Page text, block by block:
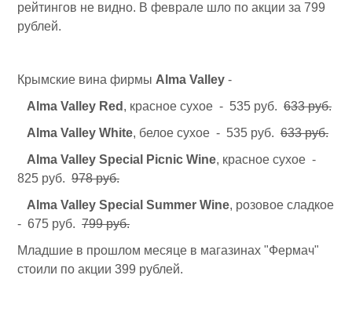
рейтингов не видно. В феврале шло по акции за 799
рублей.
Крымские вина фирмы Alma Valley -
Alma Valley Red , красное сухое - 535 руб. 633 руб.
Alma Valley White, белое сухое - 535 руб. 633 руб.
Alma Valley Special Picnic Wine, красное сухое -
825 руб. 978 руб.
Alma Valley Special Summer Wine, розовое сладкое
- 675 руб. 799 руб.
Младшие в прошлом месяце в магазинах "Фермач"
стоили по акции 399 рублей.